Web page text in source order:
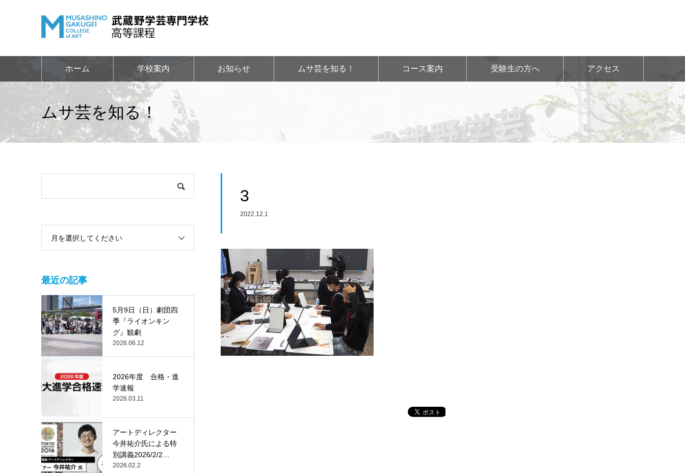
ホーム 学校案内 お知らせ ムサ芸を知る！ コース案内 受験生の方へ アクセス
ムサ芸を知る！
3
2022.12.1
月を選択してください
最近の記事
5月9日（日）劇団四
季『ライオンキン
グ』観劇
2026.06.12
2026年度 合格・進
学速報
2026.03.11
アートディレクター
今井祐介氏による特
別講義2026/2/2
（月）…
2026.02.2